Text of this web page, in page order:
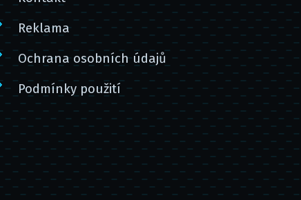
Reklama
Ochrana osobních údajů
Podmínky použití